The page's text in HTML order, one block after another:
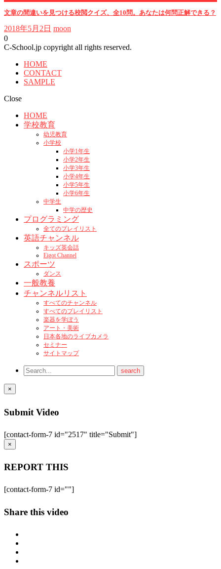
文章の間違いを見つける校閲クイズ、全10問。あなたは何問正解できる？
2018年5月2日 moon
0
C-School.jp copyright all rights reserved.
HOME
CONTACT
SAMPLE
Close
HOME
学校教育
幼児教育
小学校
小学1年生
小学2年生
小学3年生
小学4年生
小学5年生
小学6年生
中学生
中学の歴史
プログラミング
全てのプレイリスト
英語チャンネル
キッズ英会話
Eigot Channel
スポーツ
ダンス
一般教養
チャンネルリスト
すべてのチャンネル
すべてのプレイリスト
楽器を学ぼう
アート・美術
日本各地のライブカメラ
セミナー
サイトマップ
×
Submit Video
[contact-form-7 id="2517" title="Submit"]
×
REPORT THIS
[contact-form-7 id=""]
Share this video